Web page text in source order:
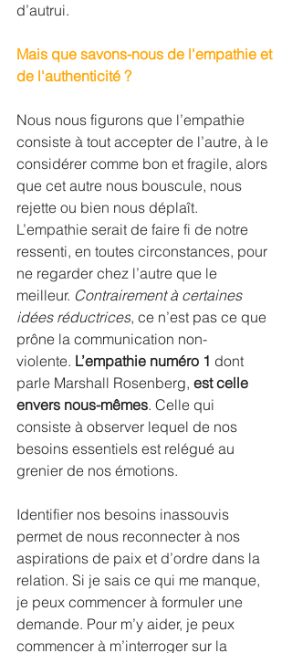
d’autrui.
Mais que savons-nous de l'empathie et
de l'authenticité ?
Nous nous figurons que l’empathie
consiste à tout accepter de l’autre, à le
considérer comme bon et fragile, alors
que cet autre nous bouscule, nous
rejette ou bien nous déplaît.
L’empathie serait de faire fi de notre
ressenti, en toutes circonstances, pour
ne regarder chez l’autre que le
meilleur. Contrairement à certaines
idées réductrices, ce n’est pas ce que
prône la communication non-
violente. L’empathie numéro 1 dont
parle Marshall Rosenberg, est celle
envers nous-mêmes. Celle qui
consiste à observer lequel de nos
besoins essentiels est relégué au
grenier de nos émotions.
Identifier nos besoins inassouvis
permet de nous reconnecter à nos
aspirations de paix et d’ordre dans la
relation. Si je sais ce qui me manque,
je peux commencer à formuler une
demande. Pour m’y aider, je peux
commencer à m’interroger sur la